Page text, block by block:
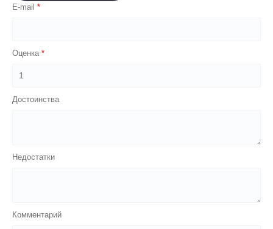
E-mail
Оценка
Достоинства
Недостатки
Комментарий